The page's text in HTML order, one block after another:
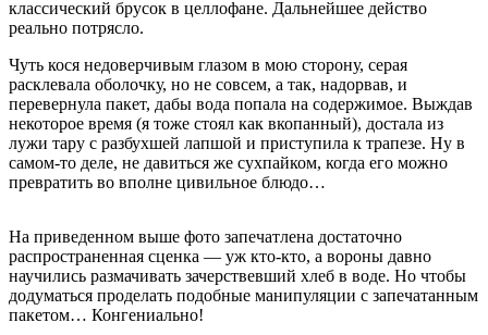
классический брусок в целлофане. Дальнейшее действо
реально потрясло.
Чуть кося недоверчивым глазом в мою сторону, серая
расклевала оболочку, но не совсем, а так, надорвав, и
перевернула пакет, дабы вода попала на содержимое. Выждав
некоторое время (я тоже стоял как вкопанный), достала из
лужи тару с разбухшей лапшой и приступила к трапезе. Ну в
самом-то деле, не давиться же сухпайком, когда его можно
превратить во вполне цивильное блюдо…
На приведенном выше фото запечатлена достаточно
распространенная сценка — уж кто-кто, а вороны давно
научились размачивать зачерствевший хлеб в воде. Но чтобы
додуматься проделать подобные манипуляции с запечатанным
пакетом… Конгениально!